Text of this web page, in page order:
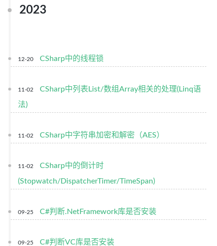
2023
12-20 CSharp中的线程锁
11-02
CSharp中列表List/数组Array相关的处理(Linq语
法)
11-02 CSharp中字符串加密和解密（AES）
11-02
CSharp中的倒计时
(Stopwatch/DispatcherTimer/TimeSpan)
09-25 C#判断.NetFramework库是否安装
09-25 C#判断VC库是否安装